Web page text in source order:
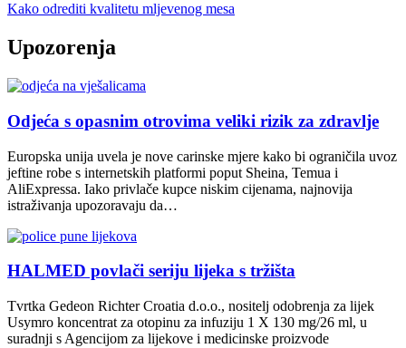
Kako odrediti kvalitetu mljevenog mesa
Upozorenja
Odjeća s opasnim otrovima veliki rizik za zdravlje
Europska unija uvela je nove carinske mjere kako bi ograničila uvoz
jeftine robe s internetskih platformi poput Sheina, Temua i
AliExpressa. Iako privlače kupce niskim cijenama, najnovija
istraživanja upozoravaju da…
HALMED povlači seriju lijeka s tržišta
Tvrtka Gedeon Richter Croatia d.o.o., nositelj odobrenja za lijek
Usymro koncentrat za otopinu za infuziju 1 X 130 mg/26 ml, u
suradnji s Agencijom za lijekove i medicinske proizvode